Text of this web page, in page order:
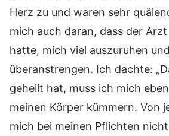
Herz zu und waren sehr
mich auch daran, dass der
hatte, mich viel auszuruhen
überanstrengen. Ich dachte:
geheilt hat, muss ich mich
meinen Körper kümmern. Von
mich bei meinen Pflichten